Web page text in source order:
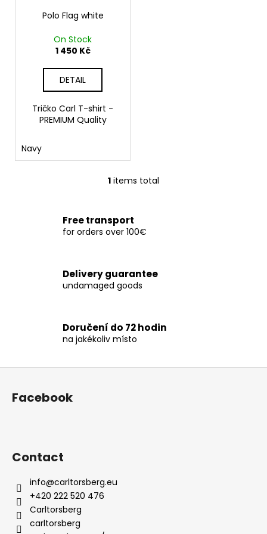
Polo Flag white
On Stock
1 450 Kč
DETAIL
Tričko Carl T-shirt -
PREMIUM Quality
Navy
L
s
t
i
c
o
r
o
s
1 items total
Free transport
for orders over 100€
Delivery guarantee
undamaged goods
Doručení do 72 hodin
na jakékoliv místo
F
Facebook
Contact
info@carltorsberg.eu
+420 222 520 476
Carltorsberg
carltorsberg